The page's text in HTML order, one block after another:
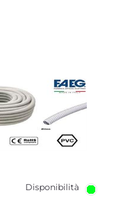
Disponibilità